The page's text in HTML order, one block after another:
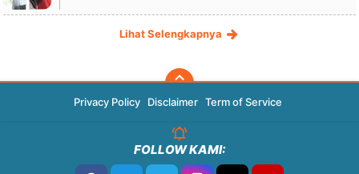
Lihat Selengkapnya
Privacy Policy Disclaimer Term of Service
FOLLOW KAMI: